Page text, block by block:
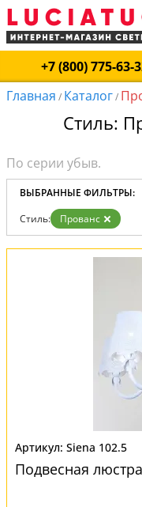
+7 (800) 775-63-
Главная / Каталог/
Стиль:
ВЫБРАННЫЕ ФИЛЬТРЫ:
Стиль: Прованс
Siena 102.5
Подвесная